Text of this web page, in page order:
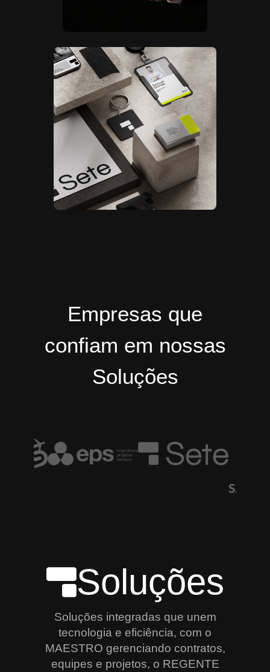
Empresas que
confiam em nossas
Soluções
Soluções
Soluções integradas que unem
tecnologia e eficiência, com o
MAESTRO gerenciando contratos,
equipes e projetos, o REGENTE